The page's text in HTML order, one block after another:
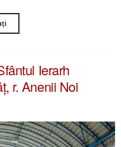
Ierarh
r. Anenii Noi